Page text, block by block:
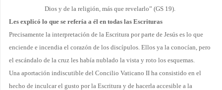
Dios y de la religión, más que revelarlo” (GS 19).
Les explicó lo que se refería a él en todas las Escrituras
Precisamente la interpretación de la Escritura por parte de Jesús es lo que
enciende e incendia el corazón de los discípulos. Ellos ya la conocían, pero
el escándalo de la cruz les había nublado la vista y roto los esquemas.
Una aportación indiscutible del Concilio Vaticano II ha consistido en el
hecho de inculcar el gusto por la Escritura y de hacerla accesible a la